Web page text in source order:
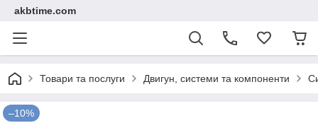
akbtime.com
Товари та послуги Двигун, системи та компоненти
–10%